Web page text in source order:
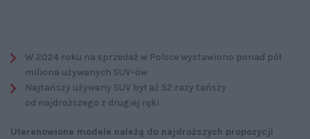
W 2024 roku na sprzedaż w Polsce wystawiono ponad pół
miliona używanych SUV-ów
Najtańszy używany SUV był aż 52 razy tańszy
od najdroższego z drugiej ręki
Uterenowione modele należą do najdroższych propozycji